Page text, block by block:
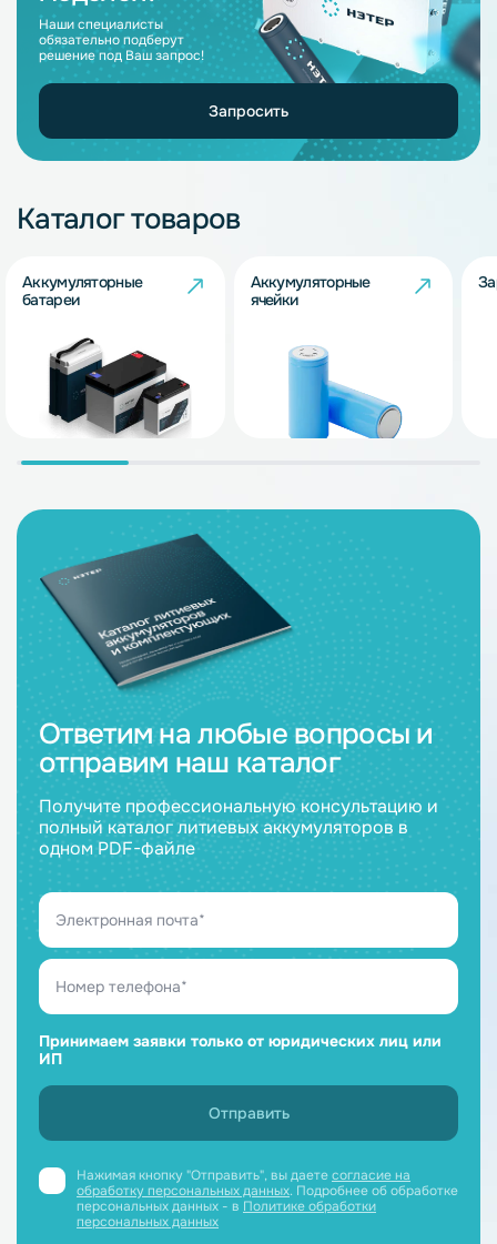
Наши специалисты
обязательно подберут
решение под Ваш запрос!
Запросить
Каталог товаров
Аккумуляторные
батареи
Аккумуляторные
ячейки
Ответим на любые вопросы и
отправим наш каталог
Получите профессиональную консультацию и
полный каталог литиевых аккумуляторов в
одном PDF-файле
Принимаем заявки только от юридических лиц или
ИП
Нажимая кнопку "Отправить", вы даетесогласие на
обработку персональных данных. Подробнее об обработке
персональных данных - в Политике обработки
персональных данных